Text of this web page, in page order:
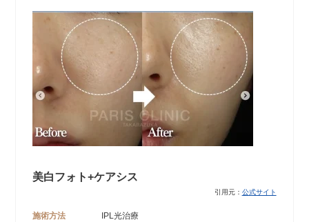
美白フォト+ケアシス
引用元： 公式サイト
施術方法
IPL光治療